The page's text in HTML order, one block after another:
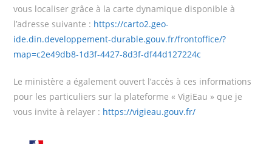
vous localiser grâce à la carte dynamique disponible à
l’adresse suivante : https://carto2.geo-
ide.din.developpement-durable.gouv.fr/frontoffice/?
map=c2e49db8-1d3f-4427-8d3f-df44d127224c
Le ministère a également ouvert l’accès à ces informations
pour les particuliers sur la plateforme « VigiEau » que je
vous invite à relayer : https://vigieau.gouv.fr/